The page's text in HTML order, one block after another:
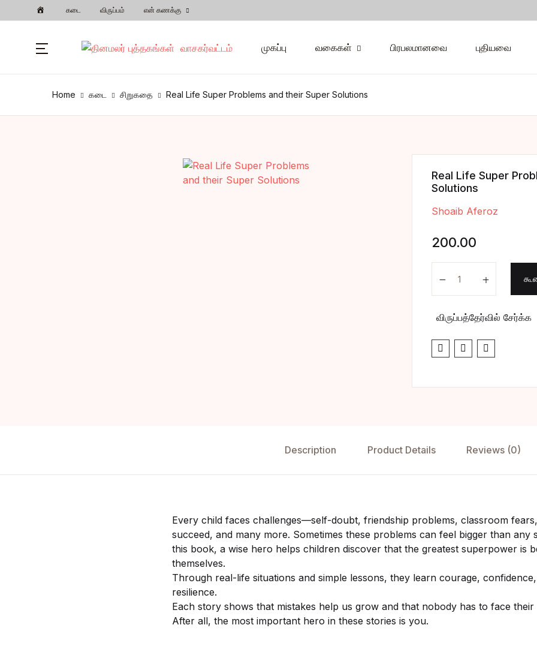
கடை விருப்பம் என் கணக்கு
முகப்பு வகைகள் பிரபலமானவை புதியவை
பட்டியல்
முகப்பு
அரசியல்
கட்டுரை
Your
Home கடை சிறுகதை Real Life Super Problems and their Super Solutions
Real Life Super
Solutions
Shoaib Aferoz
200.00
விருப்பத்தேர்வில் சேர்க்க
Description Product Details Reviews (0)
Every child faces challenges—self-doubt, friendship problems, classroom
succeed, and many more. Sometimes these problems can feel bigger than any
this book, a wise hero helps children discover that the greatest superpower is
themselves.
Through real-life situations and simple lessons, they learn courage,
resilience.
Each story shows that mistakes help us grow and that nobody has to face their
After all, the most important hero in these stories is you.